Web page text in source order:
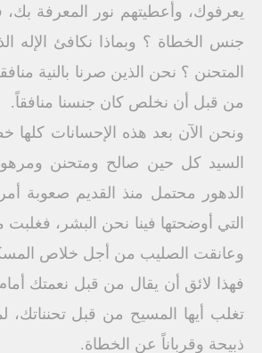
يعرفوك، وأعطيتهم نور المعرفة بك،
جنس الخطاة ؟ وبماذا نكافئ الإله
المتحنن ؟ نحن الذين صرنا بالنية
من قبل أن نخلص كان جنسنا منافقاً.
ونحن الآن بعد هذه الإحسانات كلها
السيد كل حين صالح ومتحنن
الدهور محتمل منذ القديم صعوبة
التي أوضحتها فينا نحن البشر،
وعانقت الصليب من أجل خلاص
فهذا لائق أن يقال من قبل نعمتك
تغلب أيها المسيح من قبل تحنناتك،
ذبيحة وقرباناً عن الخطاة.